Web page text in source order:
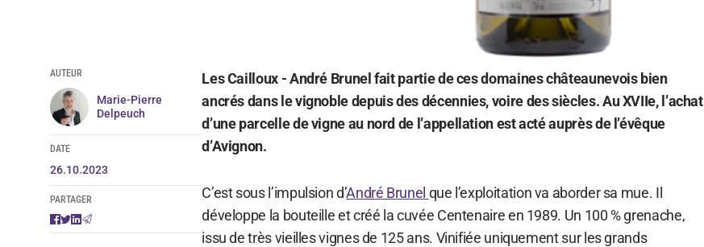
AUTEUR
Marie-Pierre
Delpeuch
DATE
26.10.2023
PARTAGER
Les Cailloux - André Brunel fait partie de ces domaines châteaunevois bien
ancrés dans le vignoble depuis des décennies, voire des siècles. Au XVIIe, l’achat
d’une parcelle de vigne au nord de l’appellation est acté auprès de l’évêque
d’Avignon.
C’est sous l’impulsion d’André Brunel que l’exploitation va aborder sa mue. Il
développe la bouteille et créé la cuvée Centenaire en 1989. Un 100 % grenache,
issu de très vieilles vignes de 125 ans. Vinifiée uniquement sur les grands